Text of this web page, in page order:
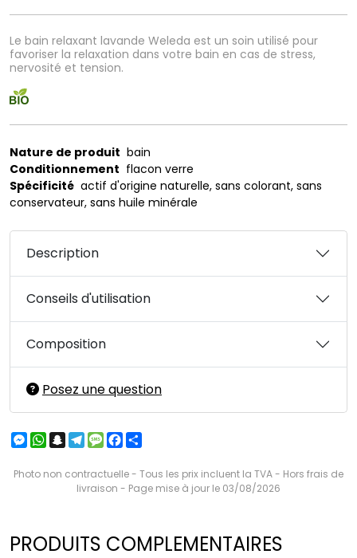
Le bain relaxant lavande Weleda est un soin utilisé pour
favoriser la relaxation dans votre bain en cas de stress,
nervosité et tension.
Nature de produit bain
Conditionnement flacon verre
Spécificité actif d'origine naturelle, sans colorant, sans
conservateur, sans huile minérale
Description
Conseils d'utilisation
Composition
Posez une question
Messenger
WhatsApp
Snapchat
Telegram
MessageFacebook
Photo non contractuelle - Tous les prix incluent la TVA - Hors frais de
livraison - Page mise à jour le 03/08/2026
PRODUITS COMPLEMENTAIRES